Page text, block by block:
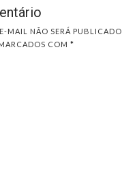
MAIL NÃO SERÁ PUBLICADO.
COM *